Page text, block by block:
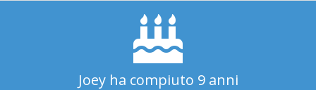
Joey ha compiuto 9 anni